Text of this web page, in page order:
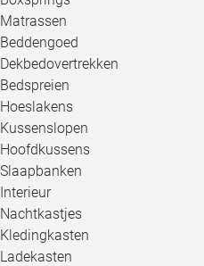
Matrassen
Beddengoed
Dekbedovertrekken
Bedspreien
Hoeslakens
Kussenslopen
Hoofdkussens
Slaapbanken
Interieur
Nachtkastjes
Kledingkasten
Ladekasten